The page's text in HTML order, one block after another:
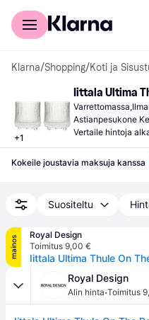
Kuluttajille
Klarna/Shopping/Koti ja
+1
Iittala Ultima
Astianpesukone
Vertaile hintoja
Kokeile joustavia maksuja kanssa
Suositeltu
mainos
Royal Design
Toimitus 9,00 €
Royal Design
Alin hinta·Toimitus